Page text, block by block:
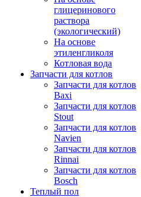
глицеринового
раствора
(экологический)
На основе
этиленгликоля
Котловая вода
Запчасти для котлов
Запчасти для котлов
Baxi
Запчасти для котлов
Stout
Запчасти для котлов
Navien
Запчасти для котлов
Rinnai
Запчасти для котлов
Bosch
Теплый пол